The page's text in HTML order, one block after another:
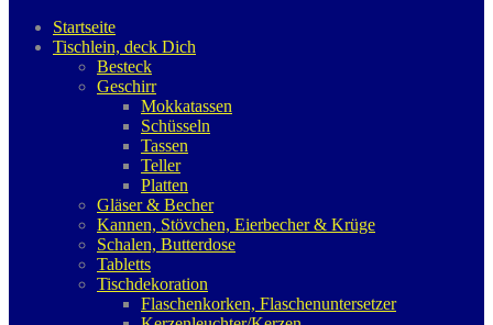
Startseite
Tischlein, deck Dich
Besteck
Geschirr
Mokkatassen
Schüsseln
Tassen
Teller
Platten
Gläser & Becher
Kannen, Stövchen, Eierbecher & Krüge
Schalen, Butterdose
Tabletts
Tischdekoration
Flaschenkorken, Flaschenuntersetzer